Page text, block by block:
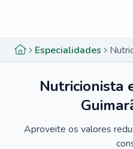
Especialidades
Nutricionista
Aproveite os valores